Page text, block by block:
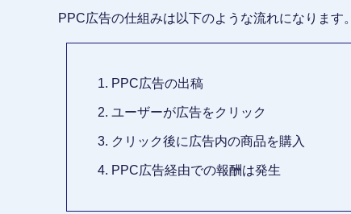
PPC広告の仕組みは以下のような流れになります。
PPC広告の出稿
ユーザーが広告をクリック
クリック後に広告内の商品を購入
PPC広告経由での報酬は発生